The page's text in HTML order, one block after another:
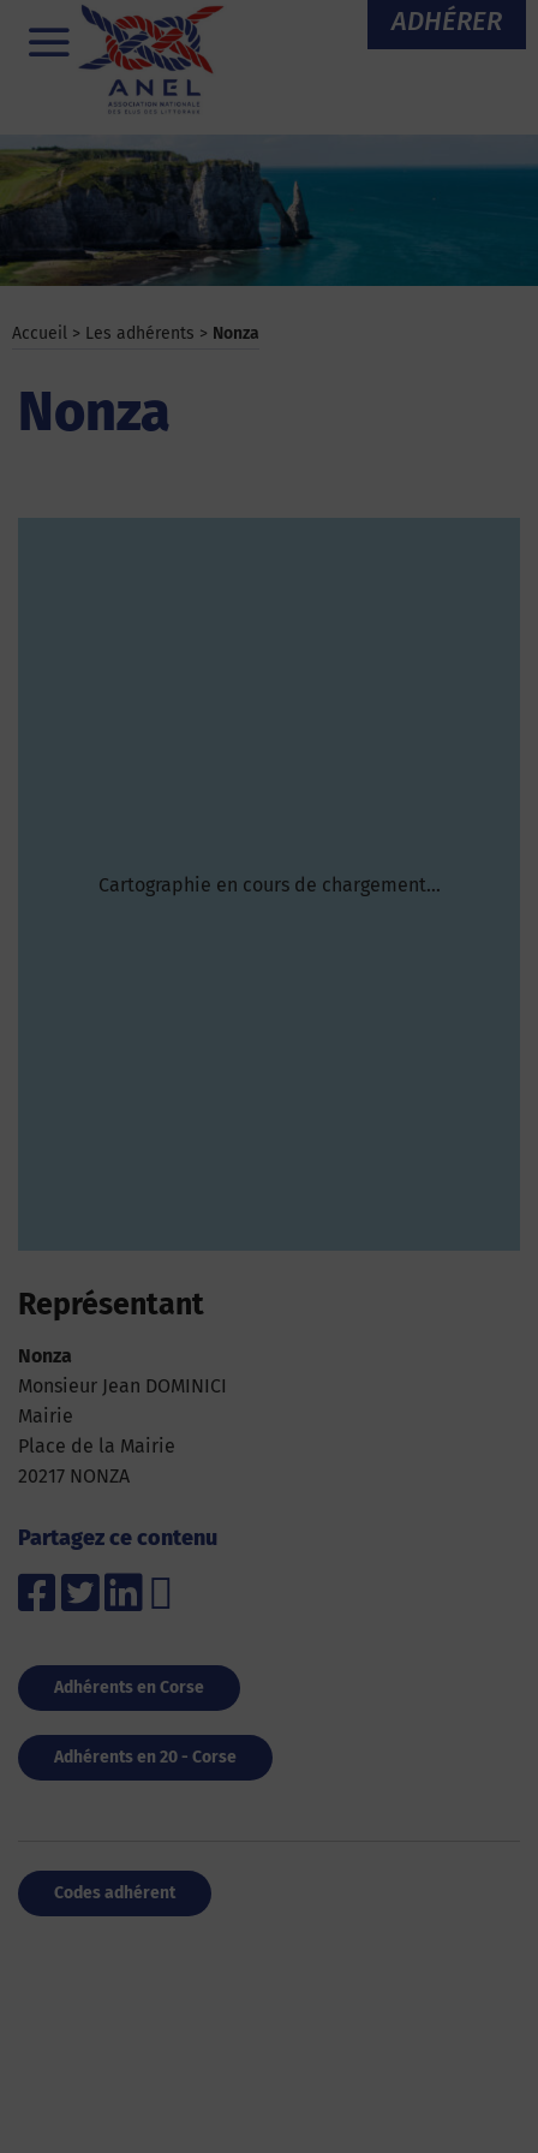
ADHÉRER
Menu
Accueil > Les adhérents > Nonza
Nonza
Cartographie en cours de chargement...
Représentant
Nonza
Monsieur Jean DOMINICI
Mairie
Place de la Mairie
20217 NONZA
Partagez ce contenu
Adhérents en Corse
Adhérents en 20 - Corse
Codes adhérent